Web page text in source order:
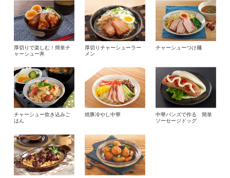
厚切りで楽しむ！簡単チ
ャーシュー丼
厚切りチャーシューラー
メン
チャーシューつけ麺
チャーシュー炊き込みご
はん
焼豚冷やし中華
中華バンズで作る 簡単
ソーセージドッグ